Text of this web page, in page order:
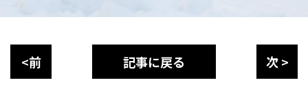
<前 記事に戻る 次 >